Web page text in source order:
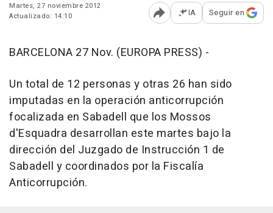
Martes, 27 noviembre 2012
Actualizado: 14:10
Abrir opciones para
IA Seguir en
BARCELONA 27 Nov. (EUROPA PRESS) -
Un total de 12 personas y otras 26 han sido
imputadas en la operación anticorrupción
focalizada en Sabadell que los Mossos
d'Esquadra desarrollan este martes bajo la
dirección del Juzgado de Instrucción 1 de
Sabadell y coordinados por la Fiscalía
Anticorrupción.